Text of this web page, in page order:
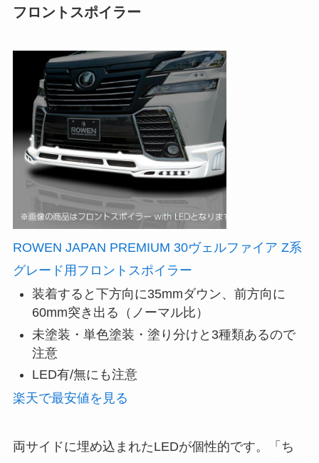
フロントスポイラー
ROWEN JAPAN PREMIUM 30ヴェルファイア Z系
グレード用フロントスポイラー
装着すると下方向に35mmダウン、前方向に
60mm突き出る（ノーマル比）
未塗装・単色塗装・塗り分けと3種類あるので
注意
LED有/無にも注意
楽天で最安値を見る
両サイドに埋め込まれたLEDが個性的です。「ち